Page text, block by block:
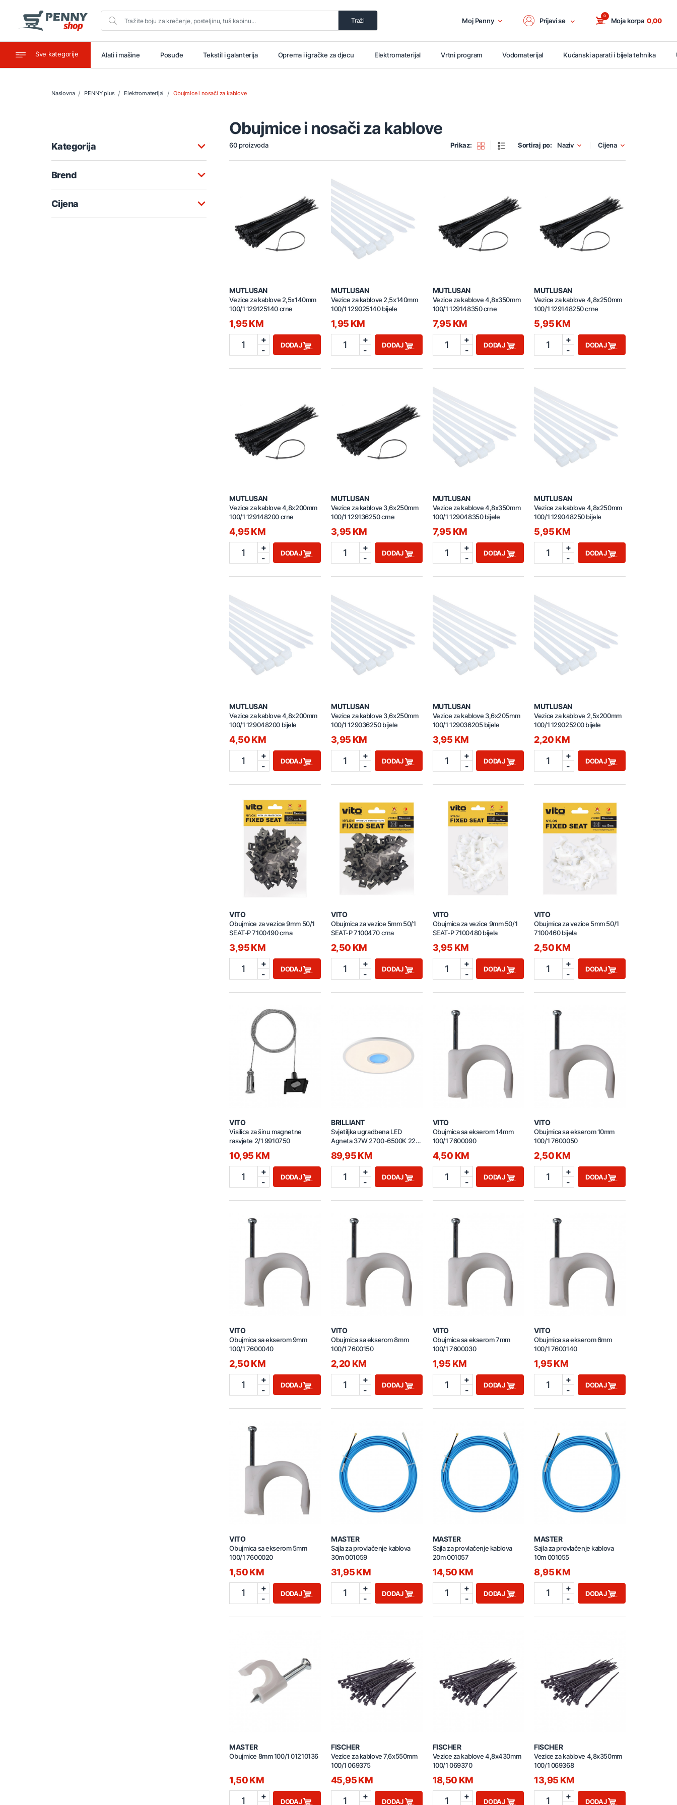
Traži Moj Penny Prijavi se Moja korpa
0
0,00
Sve kategorije
Ugostiteljstvo Alati i mašine Posuđe Tekstil i galanterija Oprema i igračke za djecu Elektromaterijal Vrtni program Vodomaterijal Kućanski aparati i bijela tehnika
Naslovna PENNY plus Elektromaterijal Obujmice i nosači za kablove
Obujmice i nosači za kablove
60 proizvoda Prikaz: Sortiraj po: Naziv Cijena
Kategorija
Brend
Cijena
MUTLUSAN
Vezice za kablove 2,5x140mm
100/1 129125140 crne
1,95 KM
1
+
-
DODAJ
MUTLUSAN
Vezice za kablove 2,5x140mm
100/1 129025140 bijele
1,95 KM
1
+
-
DODAJ
MUTLUSAN
Vezice za kablove 4,8x350mm
100/1 129148350 crne
7,95 KM
1
+
-
DODAJ
MUTLUSAN
Vezice za kablove 4,8x250mm
100/1 129148250 crne
5,95 KM
1
+
-
DODAJ
MUTLUSAN
Vezice za kablove 4,8x200mm
100/1 129148200 crne
4,95 KM
1
+
-
DODAJ
MUTLUSAN
Vezice za kablove 3,6x250mm
100/1 129136250 crne
3,95 KM
1
+
-
DODAJ
MUTLUSAN
Vezice za kablove 4,8x350mm
100/1 129048350 bijele
7,95 KM
1
+
-
DODAJ
MUTLUSAN
Vezice za kablove 4,8x250mm
100/1 129048250 bijele
5,95 KM
1
+
-
DODAJ
MUTLUSAN
Vezice za kablove 4,8x200mm
100/1 129048200 bijele
4,50 KM
1
+
-
DODAJ
MUTLUSAN
Vezice za kablove 3,6x250mm
100/1 129036250 bijele
3,95 KM
1
+
-
DODAJ
MUTLUSAN
Vezice za kablove 3,6x205mm
100/1 129036205 bijele
3,95 KM
1
+
-
DODAJ
MUTLUSAN
Vezice za kablove 2,5x200mm
100/1 129025200 bijele
2,20 KM
1
+
-
DODAJ
VITO
Obujmice za vezice 9mm 50/1
SEAT-P 7100490 crna
3,95 KM
1
+
-
DODAJ
VITO
Obujmica za vezice 5mm 50/1
SEAT-P 7100470 crna
2,50 KM
1
+
-
DODAJ
VITO
Obujmica za vezice 9mm 50/1
SEAT-P 7100480 bijela
3,95 KM
1
+
-
DODAJ
VITO
Obujmica za vezice 5mm 50/1
7100460 bijela
2,50 KM
1
+
-
DODAJ
VITO
Visilica za šinu magnetne
rasvjete 2/1 9910750
10,95 KM
1
+
-
DODAJ
BRILLIANT
Svjetiljka ugradbena LED
Agneta 37W 2700-6500K 220-
240V G97155/05
89,95 KM
1
+
-
DODAJ
VITO
Obujmica sa ekserom 14mm
100/1 7600090
4,50 KM
1
+
-
DODAJ
VITO
Obujmica sa ekserom 10mm
100/1 7600050
2,50 KM
1
+
-
DODAJ
VITO
Obujmica sa ekserom 9mm
100/1 7600040
2,50 KM
1
+
-
DODAJ
VITO
Obujmica sa ekserom 8mm
100/1 7600150
2,20 KM
1
+
-
DODAJ
VITO
Obujmica sa ekserom 7mm
100/1 7600030
1,95 KM
1
+
-
DODAJ
VITO
Obujmica sa ekserom 6mm
100/1 7600140
1,95 KM
1
+
-
DODAJ
VITO
Obujmica sa ekserom 5mm
100/1 7600020
1,50 KM
1
+
-
DODAJ
MASTER
Sajla za provlačenje kablova
30m 001059
31,95 KM
1
+
-
DODAJ
MASTER
Sajla za provlačenje kablova
20m 001057
14,50 KM
1
+
-
DODAJ
MASTER
Sajla za provlačenje kablova
10m 001055
8,95 KM
1
+
-
DODAJ
MASTER
Obujmice 8mm 100/1 01210136
1,50 KM
1
+
DODAJ
FISCHER
Vezice za kablove 7,6x550mm
100/1 069375
45,95 KM
1
+
DODAJ
FISCHER
Vezice za kablove 4,8x430mm
100/1 069370
18,50 KM
1
+
DODAJ
FISCHER
Vezice za kablove 4,8x350mm
100/1 069368
13,95 KM
1
+
DODAJ